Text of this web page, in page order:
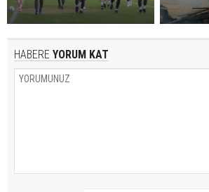
HABERE YORUM KAT